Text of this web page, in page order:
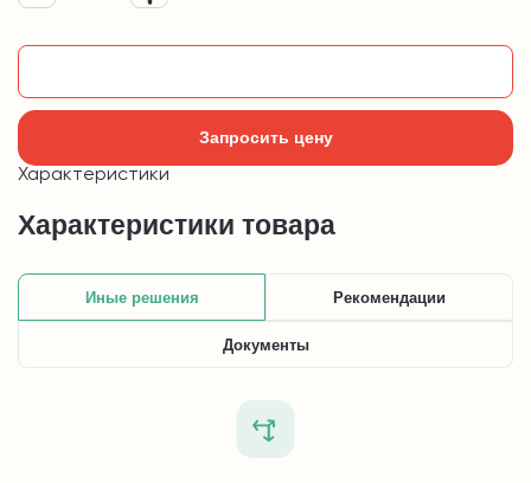
Запросить цену
Характеристики
Характеристики товара
Иные решения Рекомендации
Документы